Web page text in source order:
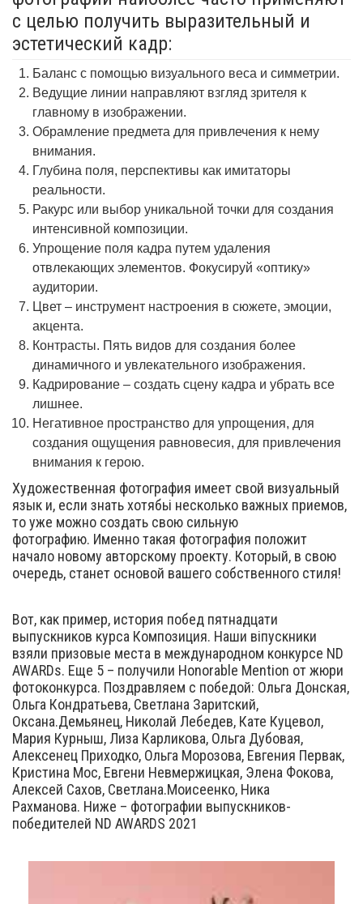
с целью получить выразительный и
эстетический кадр:
Баланс с помощью визуального веса и симметрии.
Ведущие линии направляют взгляд зрителя к
главному в изображении.
Обрамление предмета для привлечения к нему
внимания.
Глубина поля, перспективы как имитаторы
реальности.
Ракурс или выбор уникальной точки для создания
интенсивной композиции.
Упрощение поля кадра путем удаления
отвлекающих элементов. Фокусируй «оптику»
аудитории.
Цвет – инструмент настроения в сюжете, эмоции,
акцента.
Контрасты. Пять видов для создания более
динамичного и увлекательного изображения.
Кадрирование – создать сцену кадра и убрать все
лишнее.
Негативное пространство для упрощения, для
создания ощущения равновесия, для привлечения
внимания к герою.
Художественная фотография имеет свой визуальный
язык и, если знать хотябьі несколько важных приемов,
то уже можно создать свою сильную
фотографию. Именно такая фотография положит
начало новому авторскому проекту. Который, в свою
очередь, станет основой вашего собственного стиля!
Вот, как пример, история побед пятнадцати
выпускников курса Композиция. Наши віпускники
взяли призовые места в международном конкурсе ND
AWARDs. Еще 5 – получили Honorable Mention от жюри
фотоконкурса. Поздравляем с победой: Ольга Донская,
Ольга Кондратьева, Светлана Заритский,
Оксана.Демьянец, Николай Лебедев, Кате Куцевол,
Мария Курныш, Лиза Карликова, Ольга Дубовая,
Алексенец Приходко, Ольга Морозова, Евгения Первак,
Кристина Мос, Евгени Невмержицкая, Элена Фокова,
Алексей Сахов, Светлана.Моисеенко, Ника
Рахманова. Ниже – фотографии выпускников-
победителей ND AWARDS 2021